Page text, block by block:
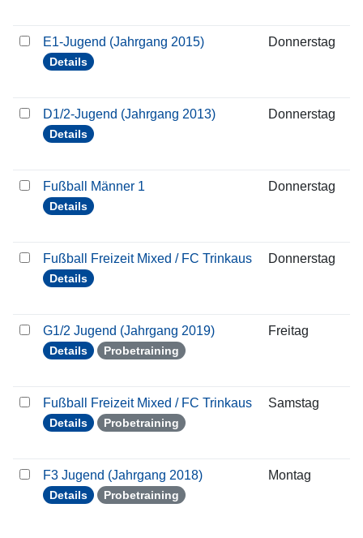
E1-Jugend (Jahrgang 2015)
Details
Donnerstag
D1/2-Jugend (Jahrgang 2013)
Details
Donnerstag
Fußball Männer 1
Details
Donnerstag
Fußball Freizeit Mixed / FC Trinkaus
Details
Donnerstag
G1/2 Jugend (Jahrgang 2019)
Details Probetraining
Freitag
Fußball Freizeit Mixed / FC Trinkaus
Details Probetraining
Samstag
F3 Jugend (Jahrgang 2018)
Details Probetraining
Montag